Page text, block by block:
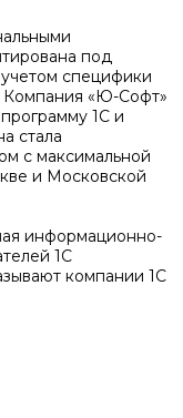
под
специфики
Компания «Ю-Софт»
1С и
стала
с максимальной
и Московской
информационно-
1С
компании 1С